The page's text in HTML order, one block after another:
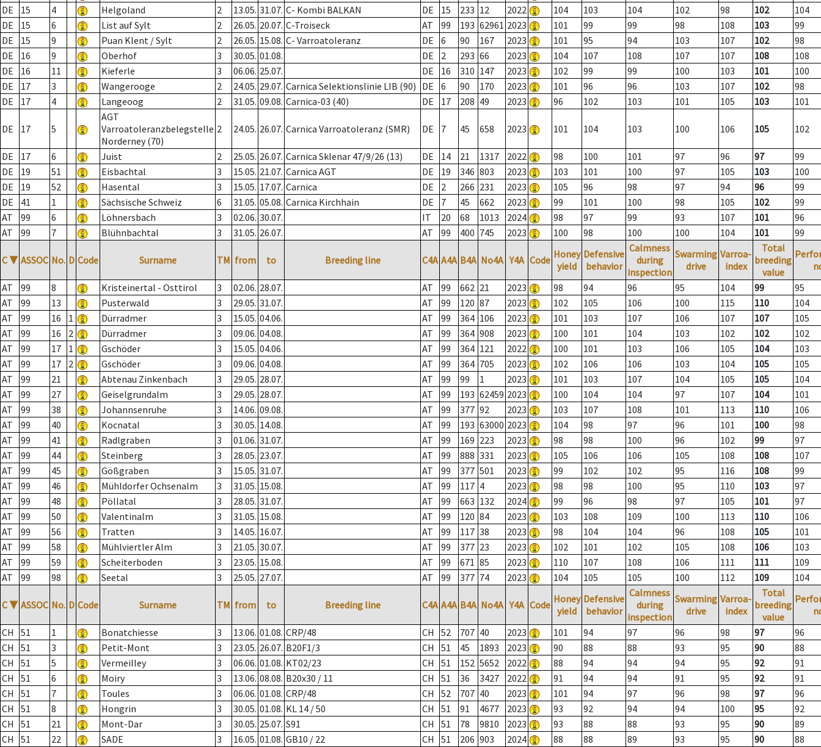
DE
15 4 Helgoland 2 13.05. 31.07. C- Kombi BALKAN DE 15 233 12 2022 104 103 104 102 98 102
104
DE
15 6 List auf Sylt 2 26.05. 20.07. C-Troiseck AT 99 193 62961 2023 101 99 99 98 108 103
99
DE
15 9 Puan Klent / Sylt 2 26.05. 15.08. C- Varroatoleranz DE 6 90 167 2023 101 95 94 103 107 102
98
DE
16 9 Oberhof 3 30.05. 01.08. DE 2 293 66 2023 104 107 108 107 107 108
108
DE
16 11 Kieferle 3 06.06. 25.07. DE 16 310 147 2023 102 99 99 100 103 101
100
DE
17 3 Wangerooge 2 24.05. 29.07. Carnica Selektionslinie LIB (90) DE 6 90 170 2023 101 96 96 103 107 102
98
DE
17 4 Langeoog 2 31.05. 09.08. Carnica-03 (40) DE 17 208 49 2023 96 102 103 101 105 103 101
DE 17 5
AGT
Varroatoleranzbelegstelle
Norderney (70)
2 24.05. 26.07. Carnica Varroatoleranz (SMR) DE 7 45 658 2023 101 104 103 100 106 105 102
DE 17 6 Juist 2 25.05. 26.07. Carnica Sklenar 47/9/26 (13) DE 14 21 1317 2022 98 100 101 97 96 97
99
DE
19 51 Eisbachtal 3 15.05. 21.07. Carnica AGT DE 19 346 803 2023 103 101 100 97 105 103
100
DE
19 52 Hasental 3 15.05. 17.07. Carnica DE 2 266 231 2023 105 96 98 97 94 96
99
DE
41 1 Sächsische Schweiz 6 31.05. 05.08. Carnica Kirchhain DE 7 45 662 2023 99 101 100 98 105 102
99
AT
99 6 Löhnersbach 3 02.06. 30.07. IT 20 68 1013 2024 98 97 99 93 107 101
96
AT
99 7 Blühnbachtal 3 31.05. 26.07. AT 99 400 745 2023 100 98 100 100 104 101 99
C ▼ ASSOC No. D Code Surname TM from to Breeding line C4A A4A B4A No4A Y4A Code Honey
yield
Defensive
behavior
Calmness
during
inspection
Swarming
drive
Varroa-
index
Total
breeding
value
AT
99 8 Kristeinertal - Osttirol 3 02.06. 28.07. AT 99 662 21 2023 98 94 96 95 104 99
95
AT
99 13 Pusterwald 3 29.05. 31.07. AT 99 120 87 2023 102 105 106 100 115 110
104
AT
99 16 1 Dürradmer 3 15.05. 04.06. AT 99 364 106 2023 101 103 107 106 107 107
105
AT
99 16 2 Dürradmer 3 09.06. 04.08. AT 99 364 908 2023 100 101 104 103 102 102
102
AT
99 17 1 Gschöder 3 15.05. 04.06. AT 99 364 121 2022 100 101 103 106 105 104
103
AT
99 17 2 Gschöder 3 09.06. 04.08. AT 99 364 705 2023 102 106 106 103 104 105
105
AT
99 21 Abtenau Zinkenbach 3 29.05. 28.07. AT 99 99 1 2023 101 103 107 104 105 105
104
AT
99 27 Geiselgrundalm 3 29.05. 28.07. AT 99 193 62459 2023 100 104 104 97 107 104
101
AT
99 38 Johannsenruhe 3 14.06. 09.08. AT 99 377 92 2023 103 107 108 101 113 110
106
AT
99 40 Kocnatal 3 30.05. 14.08. AT 99 193 63000 2023 104 98 97 96 101 100
98
AT
99 41 Radlgraben 3 01.06. 31.07. AT 99 169 223 2023 98 98 100 96 102 99
97
AT
99 44 Steinberg 3 28.05. 23.07. AT 99 888 331 2023 105 106 106 105 108 108
107
AT
99 45 Gößgraben 3 15.05. 31.07. AT 99 377 501 2023 99 102 102 95 116 108
99
AT
99 46 Mühldorfer Ochsenalm 3 31.05. 15.08. AT 99 117 4 2023 98 98 100 95 110 103
97
AT
99 48 Pöllatal 3 28.05. 31.07. AT 99 663 132 2024 99 96 98 97 105 101
97
AT
99 50 Valentinalm 3 31.05. 15.08. AT 99 120 84 2023 103 108 109 100 113 110
106
AT
99 56 Tratten 3 14.05. 16.07. AT 99 117 38 2023 98 104 104 96 108 105
101
AT
99 58 Mühlviertler Alm 3 21.05. 30.07. AT 99 377 23 2023 102 101 102 105 108 106
103
AT
99 59 Scheiterboden 3 23.05. 15.08. AT 99 671 85 2023 110 107 108 106 111 111
109
AT
99 98 Seetal 3 25.05. 27.07. AT 99 377 74 2023 104 105 105 100 112 109 104
C ▼ ASSOC No. D Code Surname TM from to Breeding line C4A A4A B4A No4A Y4A Code Honey
yield
Defensive
behavior
Calmness
during
inspection
Swarming
drive
Varroa-
index
Total
breeding
value
CH
51 1 Bonatchiesse 3 13.06. 01.08. CRP/48 CH 52 707 40 2023 101 94 97 96 98 97
96
CH
51 3 Petit-Mont 3 23.05. 26.07. B20F1/3 CH 51 45 1893 2023 90 88 88 93 95 90
88
CH
51 5 Vermeilley 3 06.06. 01.08. KT02/23 CH 51 152 5652 2022 88 94 94 94 95 92
91
CH
51 6 Moiry 3 13.06. 08.08. B20x30 / 11 CH 51 36 3427 2022 91 94 94 91 95 92
91
CH
51 7 Toules 3 06.06. 01.08. CRP/48 CH 52 707 40 2023 101 94 97 96 98 97
96
CH
51 8 Hongrin 3 30.05. 01.08. KL 14 / 50 CH 51 91 4677 2023 93 92 94 94 100 95
92
CH
51 21 Mont-Dar 3 30.05. 25.07. S91 CH 51 78 9810 2023 93 88 88 93 95 90
89
CH
51 22 SADE 3 16.05. 01.08. GB10 / 22 CH 51 206 903 2024 88 88 89 93 95 90 88